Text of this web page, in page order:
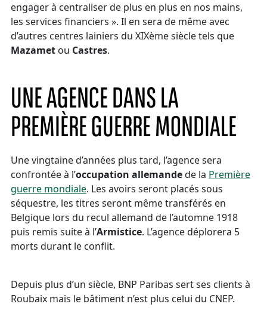
engager à centraliser de plus en plus en nos mains,
les services financiers ». Il en sera de même avec
d’autres centres lainiers du XIXème siècle tels que
Mazamet ou Castres.
UNE AGENCE DANS LA
PREMIÈRE GUERRE MONDIALE
Une vingtaine d’années plus tard, l’agence sera
confrontée à l’occupation allemandede la Première
guerre mondiale. Les avoirs seront placés sous
séquestre, les titres seront même transférés en
Belgique lors du recul allemand de l’automne 1918
puis remis suite à l’Armistice. L’agence déplorera 5
morts durant le conflit.
Depuis plus d’un siècle, BNP Paribas sert ses clients à
Roubaix mais le bâtiment n’est plus celui du CNEP.